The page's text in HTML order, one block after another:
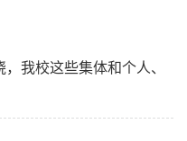
我校这些集体和个人、